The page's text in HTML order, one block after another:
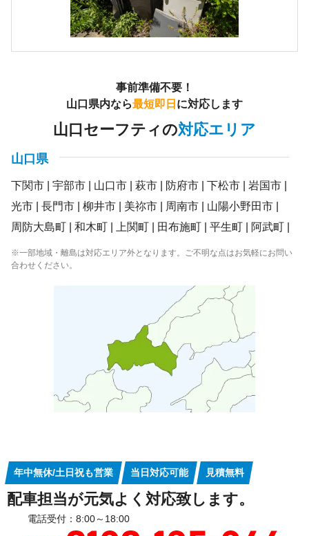
事前準備不要！
山口県内なら最短即日 に対応します
山口セーフティの対応エリア
山口県
下関市 宇部市 山口市 萩市 防府市 下松市
岩国市
光市
長門市 柳井市 美祢市 周南市
山陽小野田市
周防大島町
和木町 上関町 田布施町 平生町 阿武町
※一部地域・離島は対応エリア外となります。ご不明な点はお気軽にお問い
合わせください。
年中無休/土日祝も営業 当日対応可能 見積無料
配車担当が元気よく対応致します。
電話受付：8:00～18:00